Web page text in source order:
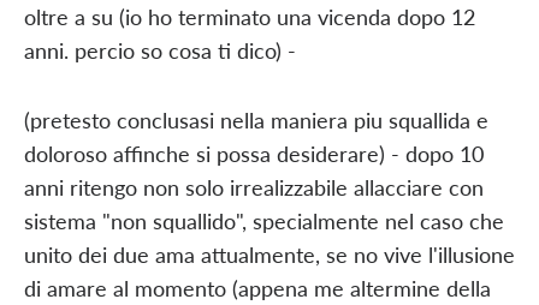
oltre a su (io ho terminato una vicenda dopo 12
anni. percio so cosa ti dico) -
(pretesto conclusasi nella maniera piu squallida e
doloroso affinche si possa desiderare) - dopo 10
anni ritengo non solo irrealizzabile allacciare con
sistema "non squallido", specialmente nel caso che
unito dei due ama attualmente, se no vive l'illusione
di amare al momento (appena me altermine della